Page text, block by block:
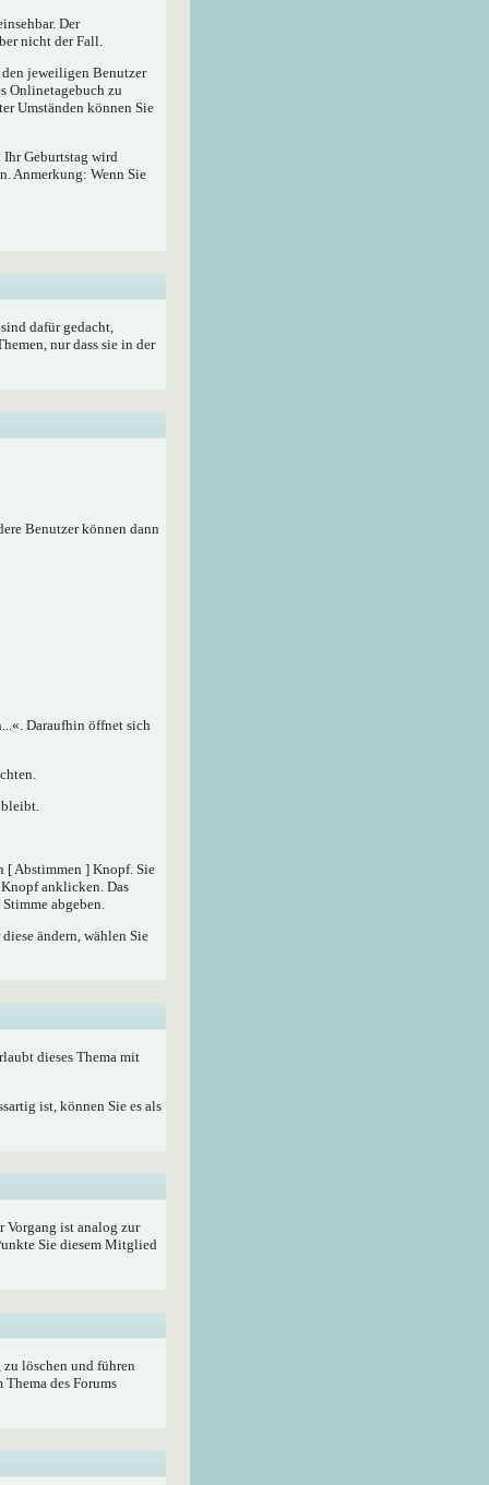
Der
nicht der Fall.
jeweiligen Benutzer
Onlinetagebuch zu
Umständen können Sie
Geburtstag wird
Anmerkung: Wenn Sie
dafür gedacht,
nur dass sie in der
Benutzer können dann
Daraufhin öffnet sich
bleibt.
[ Abstimmen ] Knopf. Sie
anklicken. Das
abgeben.
ändern, wählen Sie
dieses Thema mit
ist, können Sie es als
Vorgang ist analog zur
Sie diesem Mitglied
löschen und führen
des Forums